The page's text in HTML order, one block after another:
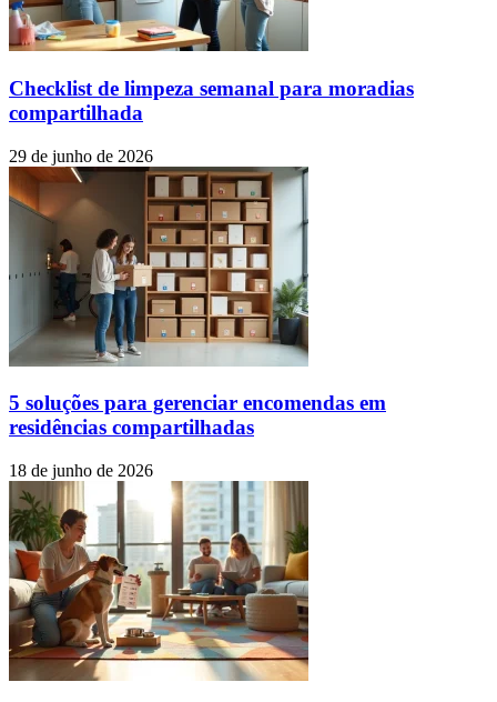
Checklist de limpeza semanal para moradias
compartilhada
29 de junho de 2026
5 soluções para gerenciar encomendas em
residências compartilhadas
18 de junho de 2026